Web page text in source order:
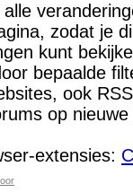
zodat je
kunt
bepaalde
ook
op
extensies: